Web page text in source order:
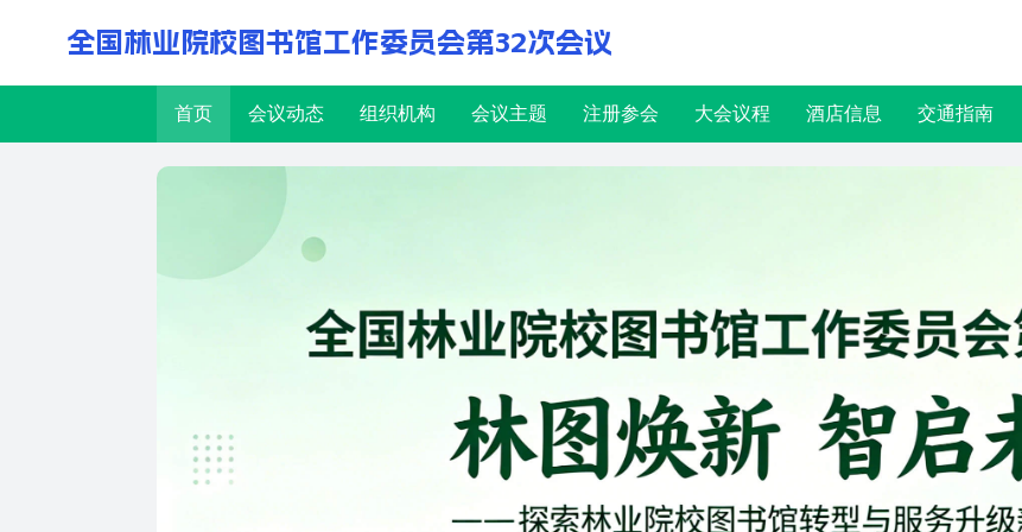
全国林业院校图书馆工作委员会第32次会议
首页 会议动态 组织机构 会议主题 注册参会 大会议程 酒店信息 交通指南